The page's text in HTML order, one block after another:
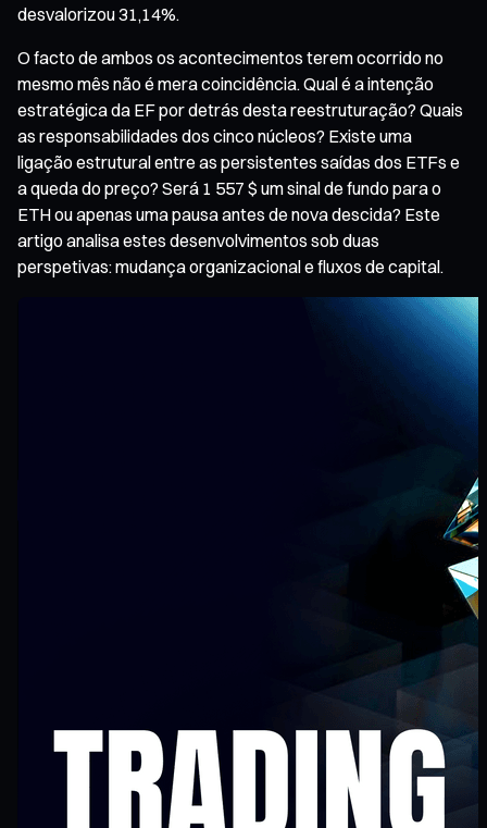
desvalorizou 31,14%.
O facto de ambos os acontecimentos terem ocorrido no
mesmo mês não é mera coincidência. Qual é a intenção
estratégica da EF por detrás desta reestruturação? Quais
as responsabilidades dos cinco núcleos? Existe uma
ligação estrutural entre as persistentes saídas dos ETFs e
a queda do preço? Será 1 557 $ um sinal de fundo para o
ETH ou apenas uma pausa antes de nova descida? Este
artigo analisa estes desenvolvimentos sob duas
perspetivas: mudança organizacional e fluxos de capital.